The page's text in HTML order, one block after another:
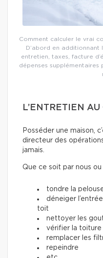
Comment calculer le vrai
D’abord en
entretien, taxes, facture
dépenses
L’ENTRETIEN
Posséder une maison,
directeur des
jamais.
Que ce soit par nous
tondre la
déneiger
toit
nettoyer les
vérifier la toiture
remplacer les
repeindre